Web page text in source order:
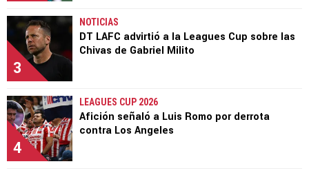
3
NOTICIAS
DT LAFC advirtió a la Leagues Cup sobre las
Chivas de Gabriel Milito
4
LEAGUES CUP 2026
Afición señaló a Luis Romo por derrota
contra Los Angeles